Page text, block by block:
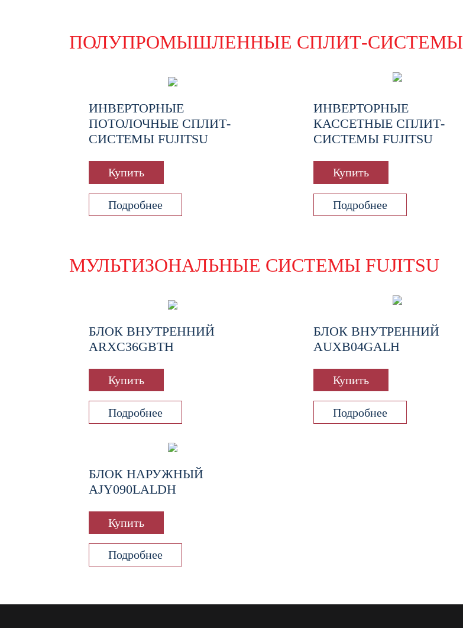
ПОЛУПРОМЫШЛЕННЫЕ СПЛИТ-СИСТЕМЫ
ИНВЕРТОРНЫЕ
ПОТОЛОЧНЫЕ СПЛИТ-
СИСТЕМЫ FUJITSU
Купить
Подробнее
ИНВЕРТОРНЫЕ
КАССЕТНЫЕ СПЛИТ-
СИСТЕМЫ FUJITSU
Купить
Подробнее
МУЛЬТИЗОНАЛЬНЫЕ СИСТЕМЫ FUJITSU
БЛОК ВНУТРЕННИЙ
ARXC36GBTH
Купить
Подробнее
БЛОК ВНУТРЕННИЙ
AUXB04GALH
Купить
Подробнее
БЛОК НАРУЖНЫЙ
AJY090LALDH
Купить
Подробнее